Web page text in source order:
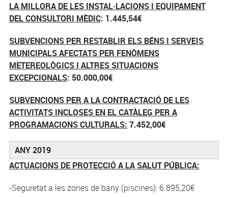
LA MILLORA DE LES INSTAL·LACIONS I EQUIPAMENT
DEL CONSULTORI MÈDIC: 1.445,54€
SUBVENCIONS PER RESTABLIR ELS BÉNS I SERVEIS
MUNICIPALS AFECTATS PER FENÒMENS
METEREOLÒGICS I ALTRES SITUACIONS
EXCEPCIONALS: 50.000,00€
SUBVENCIONS PER A LA CONTRACTACIÓ DE LES
ACTIVITATS INCLOSES EN EL CATÀLEG PER A
PROGRAMACIONS CULTURALS: 7.452,00€
ANY 2019
ACTUACIONS DE PROTECCIÓ A LA SALUT PÚBLICA:
-Seguretat a les zones de bany (piscines): 6.895,20€